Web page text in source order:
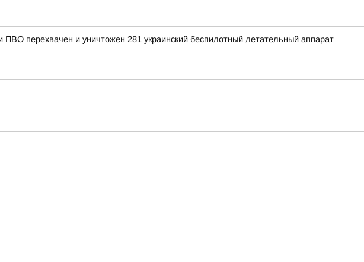
перехвачен и уничтожен 281 украинский беспилотный летательный аппарат